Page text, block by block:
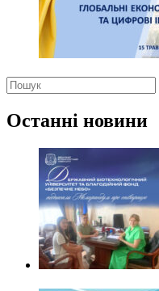
результатів
Останні новини